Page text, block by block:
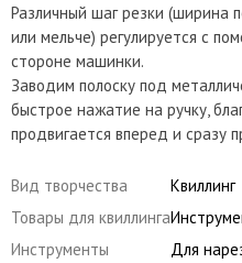
Различный шаг резки (ширина
или мельче) регулируется с
стороне машинки.
Заводим полоску под
быстрое нажатие на ручку,
продвигается вперед и сразу
Вид творчества
Квиллинг
Товары для квиллинга
Инструменты
Для